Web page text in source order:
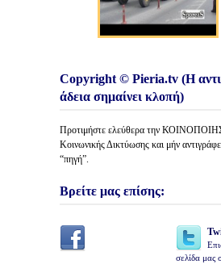
Copyright © Pieria.tv (Η
άδεια σημαίνει κλοπή)
Προτιμήστε ελεύθερα την
Κοινωνικής Δικτύωσης και μήν
“πηγή”.
Βρείτε μας επίσης:
σελίδα μας